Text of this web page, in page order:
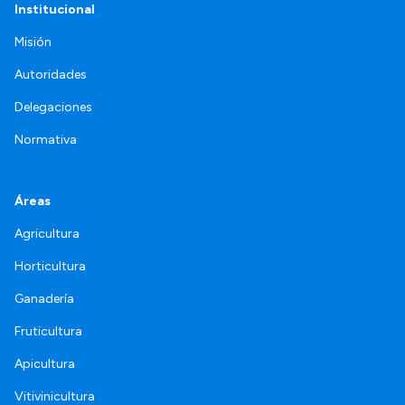
Institucional
Misión
Autoridades
Delegaciones
Normativa
Áreas
Agricultura
Horticultura
Ganadería
Fruticultura
Apicultura
Vitivinicultura